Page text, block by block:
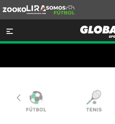
Lira
Somos
Futbol
